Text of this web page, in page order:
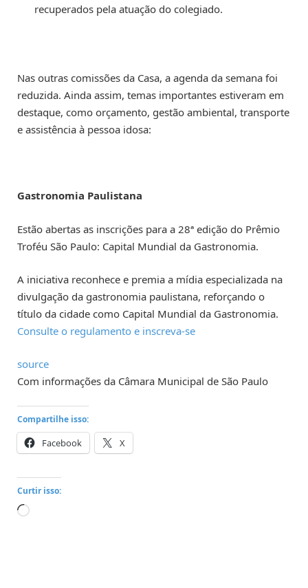
recuperados pela atuação do colegiado.
Nas outras comissões da Casa, a agenda da semana foi
reduzida. Ainda assim, temas importantes estiveram em
destaque, como orçamento, gestão ambiental, transporte
e assistência à pessoa idosa:
Gastronomia Paulistana
Estão abertas as inscrições para a 28ª edição do Prêmio
Troféu São Paulo: Capital Mundial da Gastronomia.
A iniciativa reconhece e premia a mídia especializada na
divulgação da gastronomia paulistana, reforçando o
título da cidade como Capital Mundial da Gastronomia.
Consulte o regulamento e inscreva-se
source
Com informações da Câmara Municipal de São Paulo
Compartilhe isso:
Facebook X
Curtir isso:
Carregando...